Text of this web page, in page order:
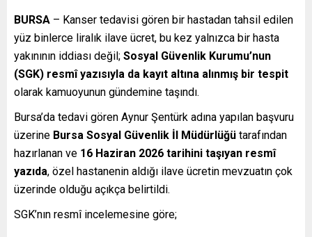
BURSA – Kanser tedavisi gören bir hastadan tahsil edilen
yüz binlerce liralık ilave ücret, bu kez yalnızca bir hasta
yakınının iddiası değil; Sosyal Güvenlik Kurumu’nun
(SGK) resmî yazısıyla da kayıt altına alınmış bir tespit
olarak kamuoyunun gündemine taşındı.
Bursa’da tedavi gören Aynur Şentürk adına yapılan başvuru
üzerine Bursa Sosyal Güvenlik İl Müdürlüğü tarafından
hazırlanan ve 16 Haziran 2026 tarihini taşıyan resmî
yazıda, özel hastanenin aldığı ilave ücretin mevzuatın çok
üzerinde olduğu açıkça belirtildi.
SGK’nın resmî incelemesine göre;